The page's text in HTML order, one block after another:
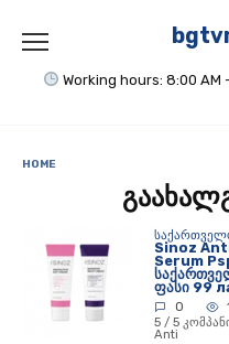
content
Working hours: 8:00 AM
HOME
Sinoz
Serum
ფასი 99
0
5 / 5
Anti